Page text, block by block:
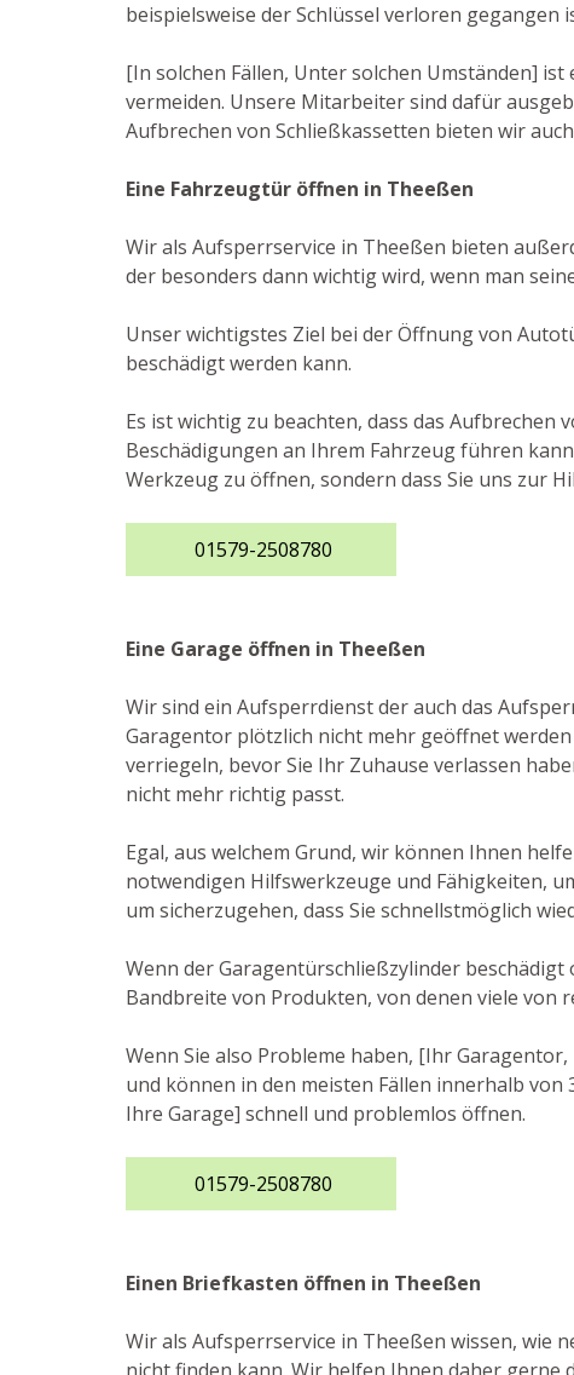
beispielsweise der Schlüssel verloren gegangen
[In solchen Fällen, Unter solchen Umständen]
vermeiden. Unsere Mitarbeiter sind dafür
Aufbrechen von Schließkassetten bieten wir
Eine Fahrzeugtür öffnen in Theeßen
Wir als Aufsperrservice in Theeßen bieten
der besonders dann wichtig wird, wenn man
Unser wichtigstes Ziel bei der Öffnung von
beschädigt werden kann.
Es ist wichtig zu beachten, dass das
Beschädigungen an Ihrem Fahrzeug führen
Werkzeug zu öffnen, sondern dass Sie uns zur
01579-2508780
Eine Garage öffnen in Theeßen
Wir sind ein Aufsperrdienst der auch das
Garagentor plötzlich nicht mehr geöffnet werden
verriegeln, bevor Sie Ihr Zuhause verlassen
nicht mehr richtig passt.
Egal, aus welchem Grund, wir können Ihnen
notwendigen Hilfswerkzeuge und Fähigkeiten,
um sicherzugehen, dass Sie schnellstmöglich
Wenn der Garagentürschließzylinder
Bandbreite von Produkten, von denen viele von
Wenn Sie also Probleme haben, [Ihr
und können in den meisten Fällen innerhalb
Ihre Garage] schnell und problemlos öffnen.
01579-2508780
Einen Briefkasten öffnen in Theeßen
Wir als Aufsperrservice in Theeßen wissen, wie